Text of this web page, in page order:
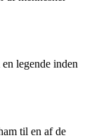
legende inden
til en af de